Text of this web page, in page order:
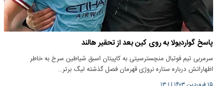
پاسخ گواردیولا به روی کین بعد از تحقیر هالند
سرمربی تیم فوتبال منچسترسیتی به کاپیتان اسبق شیاطین سرخ به خاطر
اظهاراتش درباره ستاره نروژی قهرمان فصل گذشته لیگ برتر…